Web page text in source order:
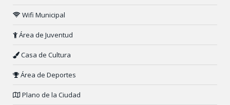
Wifi Municipal
Área de Juventud
Casa de Cultura
Área de Deportes
Plano de la Ciudad